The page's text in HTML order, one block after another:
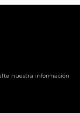
nuestra información